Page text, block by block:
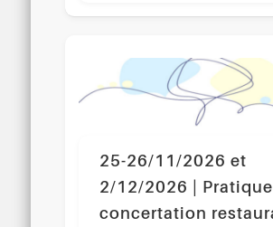
25-26/11/2026 et
2/12/2026 |
concertation